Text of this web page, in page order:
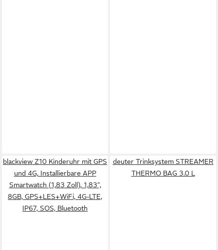
blackview Z10 Kinderuhr mit GPS
und 4G, Installierbare APP
Smartwatch (1,83 Zoll), 1,83",
8GB, GPS+LES+WiFi, 4G-LTE,
IP67, SOS, Bluetooth
deuter Trinksystem STREAMER
THERMO BAG 3.0 L